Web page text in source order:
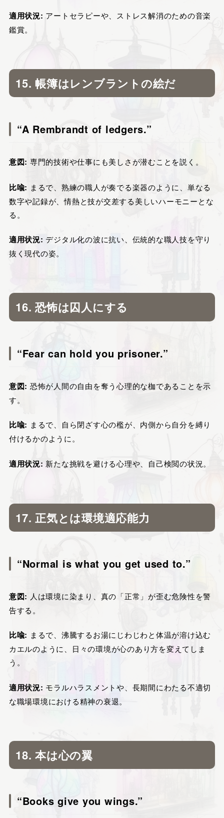
適用状況: アートセラピーや、ストレス解消のための音楽
鑑賞。
15. 帳簿はレンブラントの絵だ
“A Rembrandt of ledgers.”
意図: 専門的技術や仕事にも美しさが潜むことを説く。
比喩: まるで、熟練の職人が奏でる楽器のように、単なる
数字や記録が、情熱と技が交差する美しいハーモニーとな
る。
適用状況: デジタル化の波に抗い、伝統的な職人技を守り
抜く現代の姿。
16. 恐怖は囚人にする
“Fear can hold you prisoner.”
意図: 恐怖が人間の自由を奪う心理的な枷であることを示
す。
比喩: まるで、自ら閉ざす心の檻が、内側から自分を縛り
付けるかのように。
適用状況: 新たな挑戦を避ける心理や、自己検閲の状況。
17. 正気とは環境適応能力
“Normal is what you get used to.”
意図: 人は環境に染まり、真の「正常」が歪む危険性を警
告する。
比喩: まるで、沸騰するお湯にじわじわと体温が溶け込む
カエルのように、日々の環境が心のあり方を変えてしま
う。
適用状況: モラルハラスメントや、長期間にわたる不適切
な職場環境における精神の衰退。
18. 本は心の翼
“Books give you wings.”